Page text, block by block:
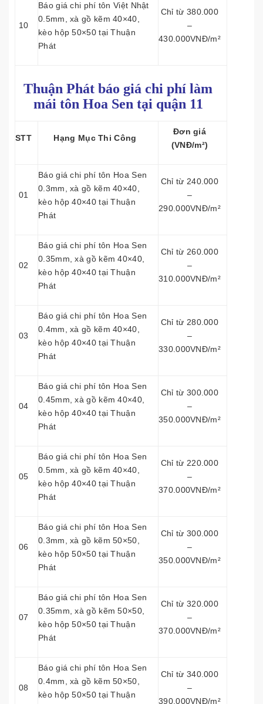
10
Báo giá chi phí tôn Việt Nhật
0.5mm, xà gồ kẽm 40×40,
kèo hộp 50×50 tại Thuận
Phát
Chỉ từ 380.000
–
430.000VNĐ/m²
Thuận Phát báo giá chi phí làm
mái tôn Hoa Sen tại quận 11
STT Hạng Mục Thi Công
Đơn giá
(VNĐ/m²)
01
Báo giá chi phí tôn Hoa Sen
0.3mm, xà gồ kẽm 40×40,
kèo hộp 40×40 tại Thuận
Phát
Chỉ từ 240.000
–
290.000VNĐ/m²
02
Báo giá chi phí tôn Hoa Sen
0.35mm, xà gồ kẽm 40×40,
kèo hộp 40×40 tại Thuận
Phát
Chỉ từ 260.000
–
310.000VNĐ/m²
03
Báo giá chi phí tôn Hoa Sen
0.4mm, xà gồ kẽm 40×40,
kèo hộp 40×40 tại Thuận
Phát
Chỉ từ 280.000
–
330.000VNĐ/m²
04
Báo giá chi phí tôn Hoa Sen
0.45mm, xà gồ kẽm 40×40,
kèo hộp 40×40 tại Thuận
Phát
Chỉ từ 300.000
–
350.000VNĐ/m²
05
Báo giá chi phí tôn Hoa Sen
0.5mm, xà gồ kẽm 40×40,
kèo hộp 40×40 tại Thuận
Phát
Chỉ từ 220.000
–
370.000VNĐ/m²
06
Báo giá chi phí tôn Hoa Sen
0.3mm, xà gồ kẽm 50×50,
kèo hộp 50×50 tại Thuận
Phát
Chỉ từ 300.000
–
350.000VNĐ/m²
07
Báo giá chi phí tôn Hoa Sen
0.35mm, xà gồ kẽm 50×50,
kèo hộp 50×50 tại Thuận
Phát
Chỉ từ 320.000
–
370.000VNĐ/m²
08
Báo giá chi phí tôn Hoa Sen
0.4mm, xà gồ kẽm 50×50,
kèo hộp 50×50 tại Thuận
Chỉ từ 340.000
–
390.000VNĐ/m²